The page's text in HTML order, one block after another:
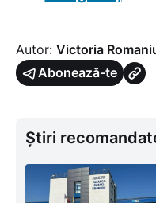
Autor: Victoria
Abonează-te
Știri